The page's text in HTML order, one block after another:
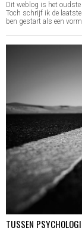
Dit weblog is het
Toch schrijf ik de
ben gestart als een
TUSSEN